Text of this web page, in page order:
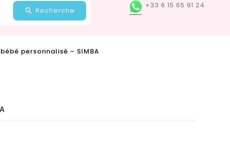
+33 6 15 65 91 24
Recherche
personnalisé – SIMBA